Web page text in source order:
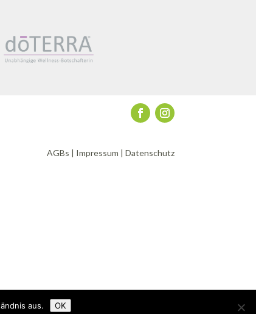
AGBs | Impressum | Datenschutz
aus. OK